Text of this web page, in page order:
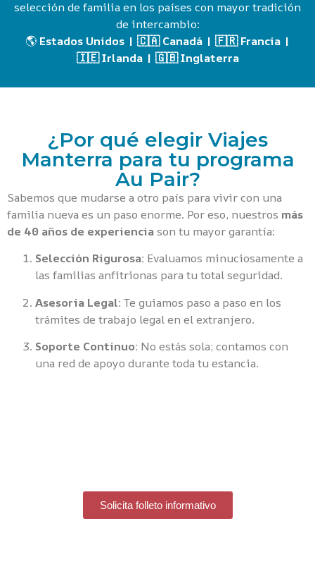
selección de familia en los países con mayor tradición
de intercambio:
🌎 Estados Unidos | 🇨🇦 Canadá | 🇫🇷 Francia |
🇮🇪 Irlanda | 🇬🇧 Inglaterra
¿Por qué elegir Viajes
Manterra para tu programa
Au Pair?
Sabemos que mudarse a otro país para vivir con una
familia nueva es un paso enorme. Por eso, nuestros más
de 40 años de experienciason tu mayor garantía:
Selección Rigurosa: Evaluamos minuciosamente a
las familias anfitrionas para tu total seguridad.
Asesoría Legal: Te guiamos paso a paso en los
trámites de trabajo legal en el extranjero.
Soporte Continuo: No estás sola; contamos con
una red de apoyo durante toda tu estancia.
Solicita folleto informativo